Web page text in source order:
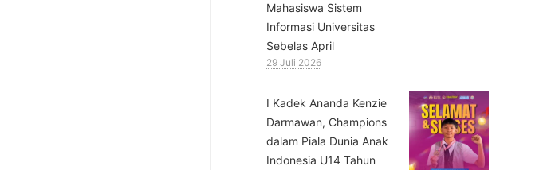
Mahasiswa Sistem
Informasi Universitas
Sebelas April
29 Juli 2026
⁠I Kadek Ananda Kenzie
Darmawan, Champions
dalam Piala Dunia Anak
Indonesia U14 Tahun